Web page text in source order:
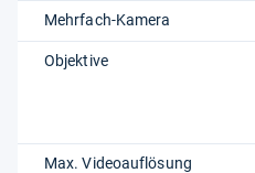
Mehrfach-Kamera
Objektive
Max. Videoauflösung